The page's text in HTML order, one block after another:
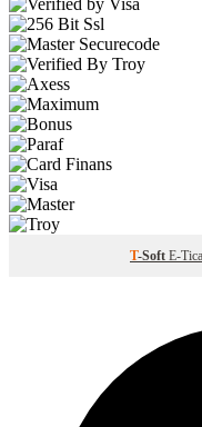
T-Soft E-